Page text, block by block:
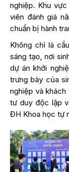
nghiệp. Khu
viên đánh giá
chuẩn bị hành
Không chỉ là
sáng tạo, nơi
dự án khởi
trưng bày của
nghiệp và khách
tư duy độc lập
ĐH Khoa học tự